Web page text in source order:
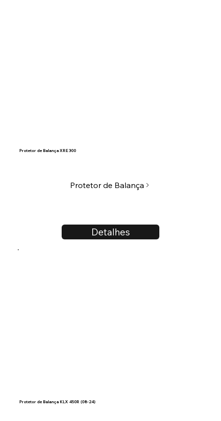
Protetor de Balança XRE 300
Detalhes
Protetor de Balança
Protetor de Balança KLX 450R (08-24)